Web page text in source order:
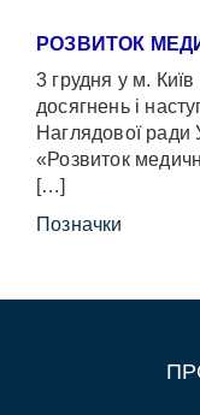
РОЗВИТОК
3 грудня у м.
досягнень і
Наглядової ради
«Розвиток
[…]
Позначки